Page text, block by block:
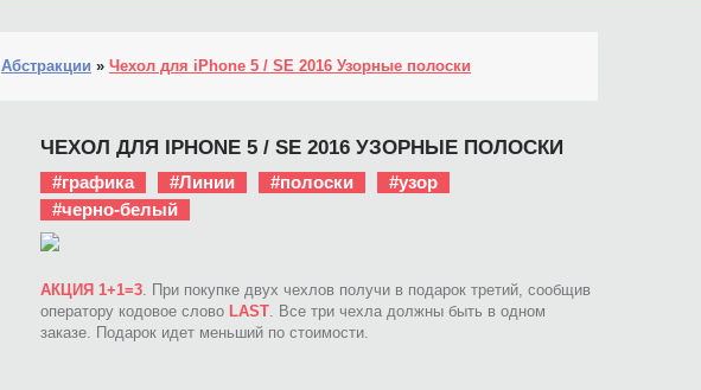
Абстракции » Чехол для iPhone 5 / SE 2016 Узорные полоски
ЧЕХОЛ ДЛЯ IPHONE 5 / SE 2016 УЗОРНЫЕ ПОЛОСКИ
#графика #Линии #полоски
#узор
#черно-белый
АКЦИЯ 1+1=3. При покупке двух чехлов получи в подарок третий, сообщив
оператору кодовое слово LAST. Все три чехла должны быть в одном
заказе. Подарок идет меньший по стоимости.